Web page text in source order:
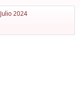
Julio 2024